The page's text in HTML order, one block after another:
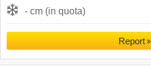
- cm (in quota)
Report